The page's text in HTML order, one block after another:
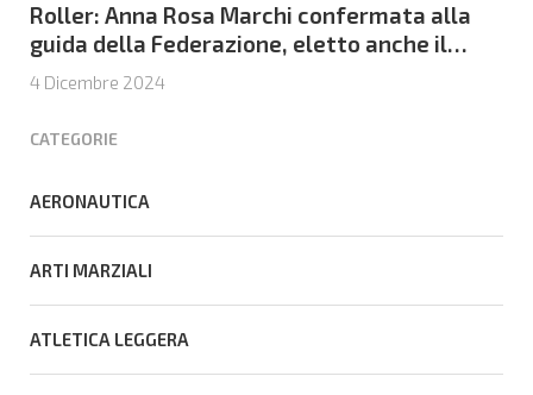
Roller: Anna Rosa Marchi confermata alla
guida della Federazione, eletto anche il
Consiglio Federale
4 Dicembre 2024
CATEGORIE
AERONAUTICA
ARTI MARZIALI
ATLETICA LEGGERA